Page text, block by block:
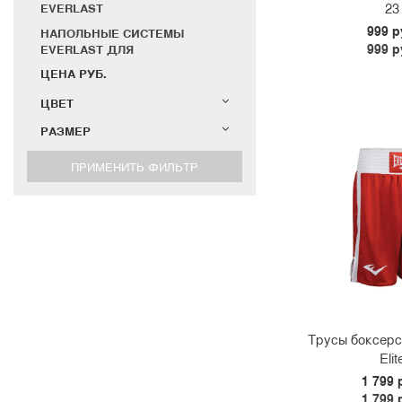
EVERLAST
НАПОЛЬНЫЕ СИСТЕМЫ
EVERLAST ДЛЯ
EVERLAST
ТАЙМЕРЫ СПОРТИВНЫЕ
БАНДАЖИ EVERLAST
ЦЕНА РУБ.
ЦВЕТ
РАЗМЕР
23
999
999
< 34 36
Трусы
1 799
1 799